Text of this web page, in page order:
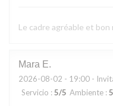
Le cadre agréable et
Mara E
2026-08-02 - 19:00 -
Servicio : 5/5 Ambiente : 5